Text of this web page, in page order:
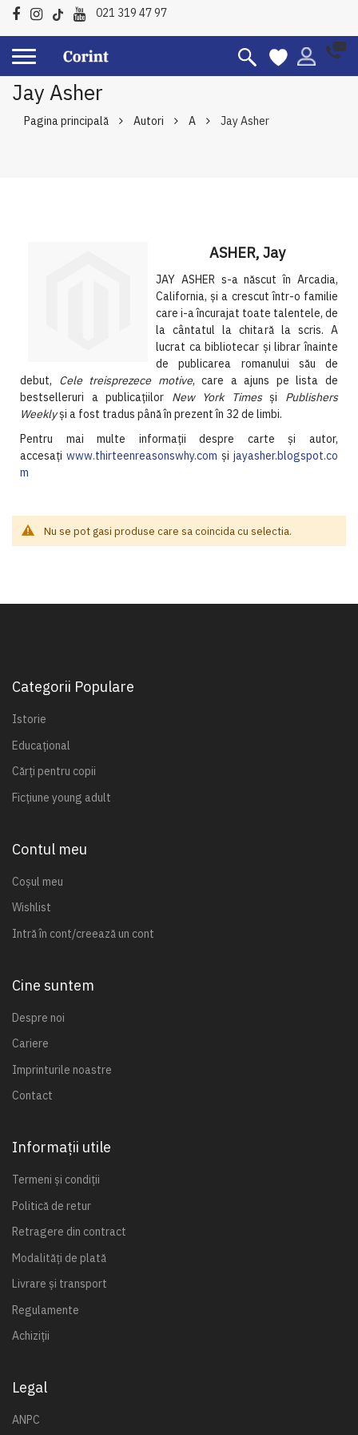
021 319 47 97
Jay Asher
Pagina principală Autori A Jay Asher
ASHER, Jay
JAY ASHER s-a născut în Arcadia,
California, şi a crescut într-o familie
care i-a încurajat toate talentele, de
la cântatul la chitară la scris. A
lucrat ca bibliotecar şi librar înainte
de publicarea romanului său de
debut, Cele treisprezece motive, care a ajuns pe lista de
bestselleruri a publicaţiilor New York Timesşi Publishers
Weeklyşi a fost tradus până în prezent în 32 de limbi.
Pentru mai multe informaţii despre carte şi autor,
accesaţi www.thirteenreasonswhy.com şi jayasher.blogspot.co
m
Nu se pot gasi produse care sa coincida cu selectia.
Categorii Populare
Istorie
Educațional
Cărți pentru copii
Ficțiune young adult
Contul meu
Coșul meu
Wishlist
Intră în cont/creează un cont
Cine suntem
Despre noi
Cariere
Imprinturile noastre
Contact
Informații utile
Termeni și condiții
Politică de retur
Retragere din contract
Modalități de plată
Livrare și transport
Regulamente
Achiziții
Legal
ANPC